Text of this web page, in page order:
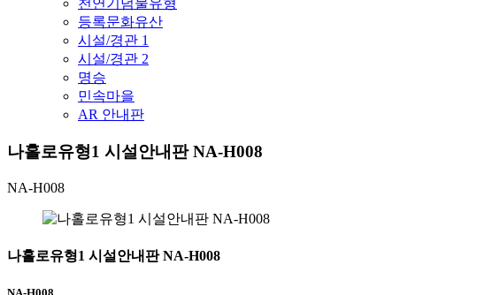
등록문화유산
시설/경관 1
시설/경관 2
명승
민속마을
AR 안내판
나홀로유형1 시설안내판 NA-H008
NA-H008
나홀로유형1 시설안내판 NA-H008